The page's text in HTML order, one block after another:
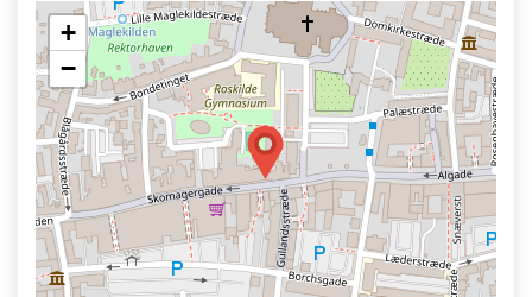
+
−